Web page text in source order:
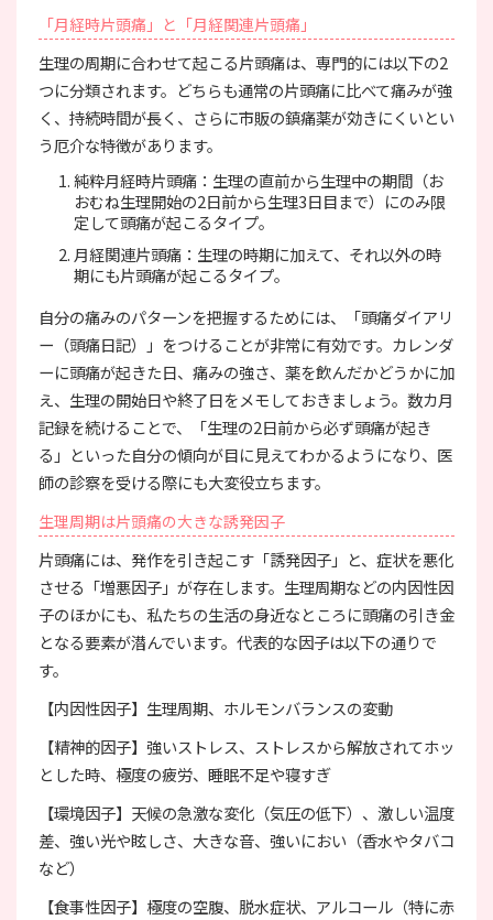
「月経時片頭痛」と「月経関連片頭痛」
生理の周期に合わせて起こる片頭痛は、専門的には以下の2
つに分類されます。どちらも通常の片頭痛に比べて痛みが強
く、持続時間が長く、さらに市販の鎮痛薬が効きにくいとい
う厄介な特徴があります。
純粋月経時片頭痛：生理の直前から生理中の期間（お
おむね生理開始の2日前から生理3日目まで）にのみ限
定して頭痛が起こるタイプ。
月経関連片頭痛：生理の時期に加えて、それ以外の時
期にも片頭痛が起こるタイプ。
自分の痛みのパターンを把握するためには、「頭痛ダイアリ
ー（頭痛日記）」をつけることが非常に有効です。カレンダ
ーに頭痛が起きた日、痛みの強さ、薬を飲んだかどうかに加
え、生理の開始日や終了日をメモしておきましょう。数カ月
記録を続けることで、「生理の2日前から必ず頭痛が起き
る」といった自分の傾向が目に見えてわかるようになり、医
師の診察を受ける際にも大変役立ちます。
生理周期は片頭痛の大きな誘発因子
片頭痛には、発作を引き起こす「誘発因子」と、症状を悪化
させる「増悪因子」が存在します。生理周期などの内因性因
子のほかにも、私たちの生活の身近なところに頭痛の引き金
となる要素が潜んでいます。代表的な因子は以下の通りで
す。
【内因性因子】生理周期、ホルモンバランスの変動
【精神的因子】強いストレス、ストレスから解放されてホッ
とした時、極度の疲労、睡眠不足や寝すぎ
【環境因子】天候の急激な変化（気圧の低下）、激しい温度
差、強い光や眩しさ、大きな音、強いにおい（香水やタバコ
など）
【食事性因子】極度の空腹、脱水症状、アルコール（特に赤